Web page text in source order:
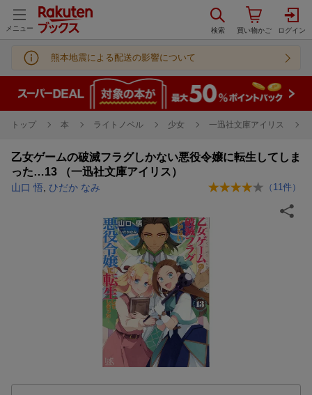
メニュー
熊本地震による配送の影響について
トップ 本 ライトノベル 少女 一迅社文庫アイリス
乙女ゲームの破滅フラグしかない悪役令嬢に転生してしま
った…13 （一迅社文庫アイリス）
山口 悟 ひだか なみ （ 11 件）